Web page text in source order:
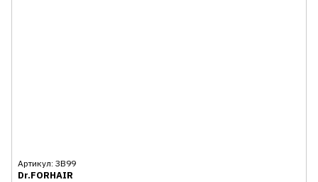
Артикул: ЗВ99
Dr.FORHAIR